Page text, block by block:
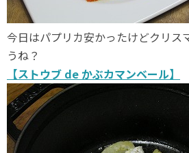
今日はパプリカ安かったけどクリス
うね？
【ストウブ de かぶカマンベール】